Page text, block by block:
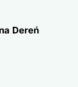
Dereń